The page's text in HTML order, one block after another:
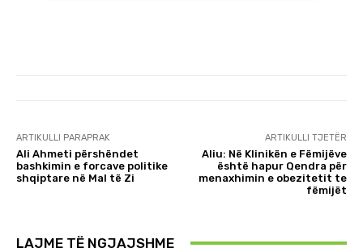
ARTIKULLI PARAPRAK
Ali Ahmeti përshëndet
bashkimin e forcave politike
shqiptare në Mal të Zi
ARTIKULLI TJETËR
Aliu: Në Klinikën e Fëmijëve
është hapur Qendra për
menaxhimin e obezitetit te
fëmijët
LAJME TË NGJAJSHME